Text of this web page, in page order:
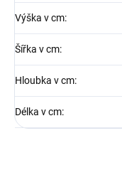
Výška v cm:
Šířka v cm:
Hloubka v cm:
Délka v cm: